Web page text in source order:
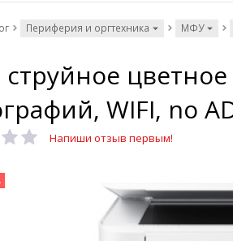
Периферия и оргтехника МФУ
цветное
WIFI, no
Напиши отзыв первым!